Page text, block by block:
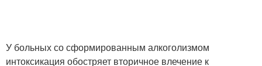
У больных со сформированным алкоголизмом
интоксикация обостряет вторичное влечение к